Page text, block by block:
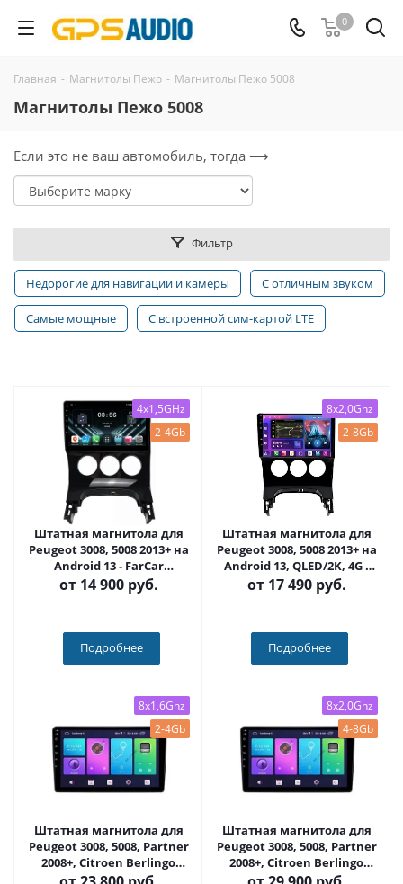
0
Главная - Магнитолы Пежо - Магнитолы Пежо 5008
Магнитолы Пежо 5008
Если это не ваш автомобиль, тогда ⟶
Фильтр
Недорогие для навигации и камеры С отличным звуком
Самые мощные С встроенной сим-картой LTE
4x1,5GHz
2-4Gb
Штатная магнитола для
Peugeot 3008, 5008 2013+ на
Android 13 - FarCar
(D/DX197M)
от 14 900 руб.
Подробнее
8x2,0Ghz
2-8Gb
Штатная магнитола для
Peugeot 3008, 5008 2013+ на
Android 13, QLED/2K, 4G -
FarCar S500 Plus (197M)
от 17 490 руб.
Подробнее
8x1,6Ghz
2-4Gb
Штатная магнитола для
Peugeot 3008, 5008, Partner
2008+, Citroen Berlingo
2008+ на Android 10 -
8x2,0Ghz
4-8Gb
Штатная магнитола для
Peugeot 3008, 5008, Partner
2008+, Citroen Berlingo
2008+ на Android 12 (14),